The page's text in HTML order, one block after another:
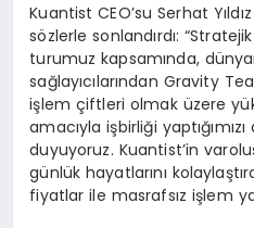
Kuantist CEO’su Serhat
sözlerle sonlandırdı:
turumuz kapsamında,
sağlayıcılarından Gravity
işlem çiftleri olmak üzere
amacıyla işbirliği
duyuyoruz. Kuantist’in varoluş
günlük hayatlarını
fiyatlar ile masrafsız işlem